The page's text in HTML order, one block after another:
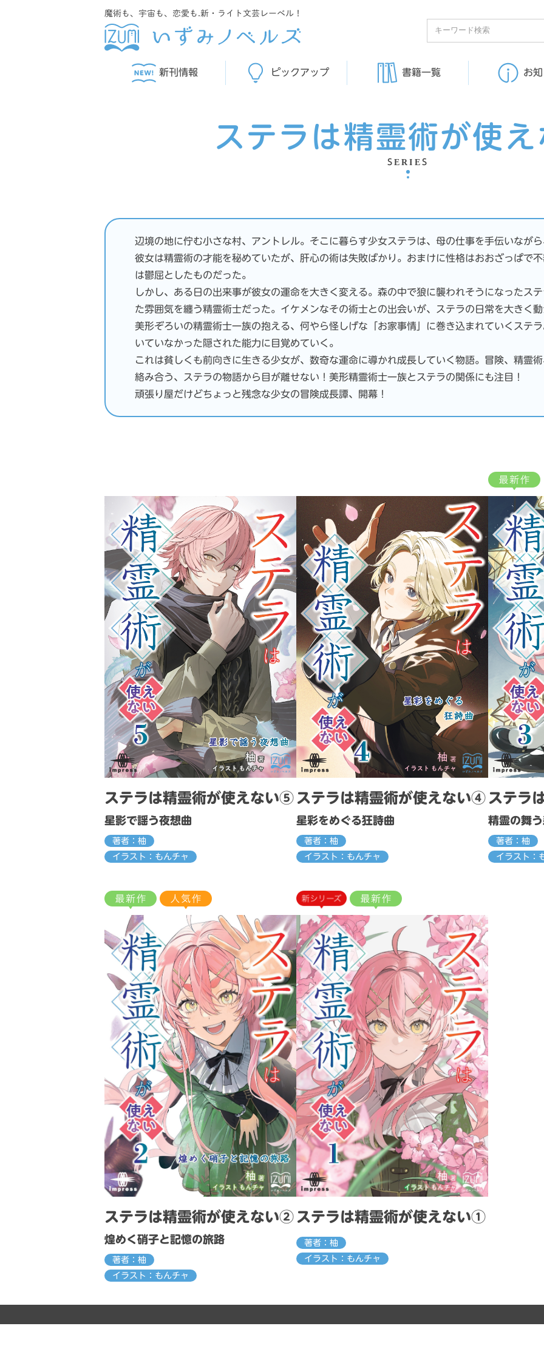
魔術も、宇宙も、恋愛も.新・ライト文芸レーベル！
新刊情報 ピックアップ 書籍一覧 お
ステラは精霊術が使え
SERIES
辺境の地に佇む小さな村、アントレル。そこに暮らす少女ステラは、母の仕事を手伝いながら
彼女は精霊術の才能を秘めていたが、肝心の術は失敗ばかり。おまけに性格はおおざっぱで
は鬱屈としたものだった。
しかし、ある日の出来事が彼女の運命を大きく変える。森の中で狼に襲われそうになったス
た雰囲気を纏う精霊術士だった。イケメンなその術士との出会いが、ステラの日常を大きく動
美形ぞろいの精霊術士一族の抱える、何やら怪しげな「お家事情」に巻き込まれていくステ
いていなかった隠された能力に目覚めていく。
これは貧しくも前向きに生きる少女が、数奇な運命に導かれ成長していく物語。冒険、精霊
絡み合う、ステラの物語から目が離せない！美形精霊術士一族とステラの関係にも注目！
頑張り屋だけどちょっと残念な少女の冒険成長譚、開幕！
ステラは精霊術が使えない⑤
星影で謡う夜想曲
著者：柚
イラスト：もんチャ
ステラは精霊術が使えない④
星彩をめぐる狂詩曲
著者：柚
イラスト：もんチャ
ステラ
精霊の舞
著者：柚
イラスト：
ステラは精霊術が使えない②
煌めく硝子と記憶の旅路
著者：柚
イラスト：もんチャ
ステラは精霊術が使えない①
著者：柚
イラスト：もんチャ